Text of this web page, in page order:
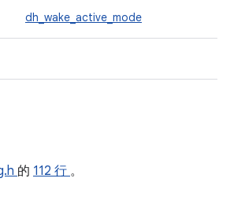
dh_wake_active_mode
的 112 行 。